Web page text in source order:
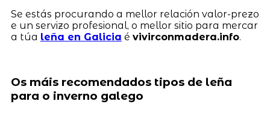
Se estás procurando a mellor relación valor-prezo
e un servizo profesional, o mellor sitio para mercar
a túa leña en Galicia é vivirconmadera.info.
Os máis recomendados tipos de leña
para o inverno galego